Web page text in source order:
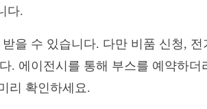
다.
을 수 있습니다. 다만 비품 신청,
. 에이전시를 통해 부스를 예약하
리 확인하세요.